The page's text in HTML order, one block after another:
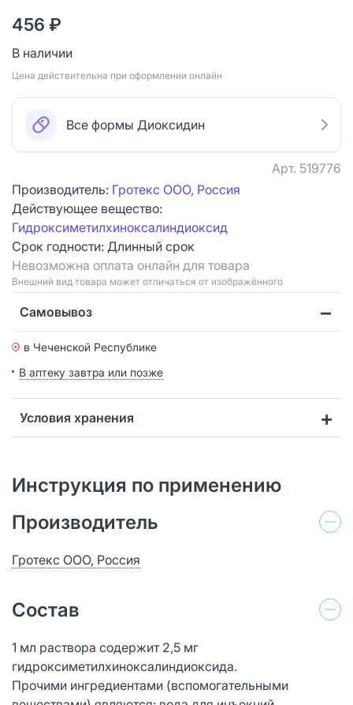
456 ₽
В наличии
Цена действительна при оформлении онлайн
Все формы Диоксидин
Арт. 519776
Производитель: Гротекс ООО, Россия
Действующее вещество:
Гидроксиметилхиноксалиндиоксид
Срок годности: Длинный срок
Невозможна оплата онлайн для товара
Bнешний вид товара может отличаться от изображённого
Самовывоз
в Чеченской Республике
В аптеку завтра или позже
Условия хранения
Инструкция по применению
Производитель
Гротекс ООО, Россия
Состав
1 мл раствора содержит 2,5 мг
гидроксиметилхиноксалиндиоксида.
Прочими ингредиентами (вспомогательными